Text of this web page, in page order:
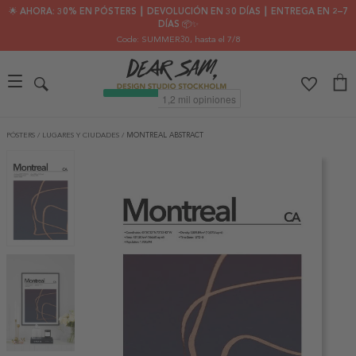
🌟 AHORA: 30% EN PÓSTERS ┃ DEVOLUCIÓN EN 30 DÍAS ┃ ENTREGA EN 2–7
DÍAS 📦✨
Code: SUMMER30, hasta el 7/8
PÓSTERS / LUGARES Y CIUDADES / MONTREAL ABSTRACT